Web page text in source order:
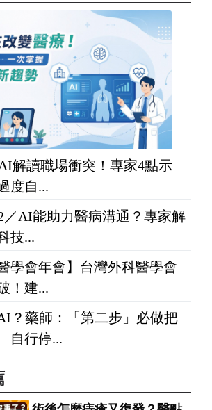
解讀職場衝突！專家4點示
度自...
／AI能助力醫病溝通？專家解
技...
學會年會】台灣外科醫學會
！建...
？藥師：「第二步」必做把
自行停...